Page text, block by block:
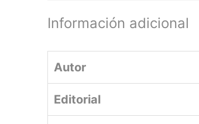
Información adicional
Autor
Editorial